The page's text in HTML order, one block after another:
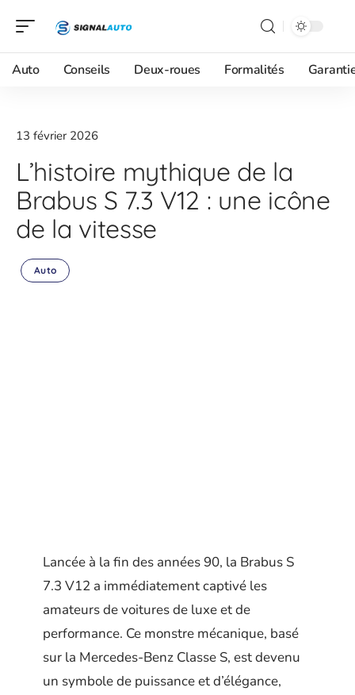
Auto Conseils Deux-roues Formalités
13 février 2026
L’histoire mythique de la
Brabus S 7.3 V12 : une icône
de la vitesse
Auto
Lancée à la fin des années 90, la Brabus S
7.3 V12 a immédiatement captivé les
amateurs de voitures de luxe et de
performance. Ce monstre mécanique, basé
sur la Mercedes-Benz Classe S, est devenu
un symbole de puissance et d’élégance,